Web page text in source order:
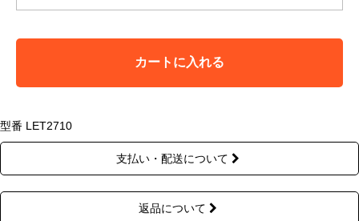
カートに入れる
型番 LET2710
支払い・配送について
返品について